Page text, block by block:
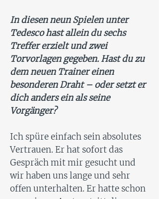
In diesen neun Spielen unter
Tedesco hast allein du sechs
Treffer erzielt und zwei
Torvorlagen gegeben. Hast du zu
dem neuen Trainer einen
besonderen Draht – oder setzt er
dich anders ein als seine
Vorgänger?
Ich spüre einfach sein absolutes
Vertrauen. Er hat sofort das
Gespräch mit mir gesucht und
wir haben uns lange und sehr
offen unterhalten. Er hatte schon